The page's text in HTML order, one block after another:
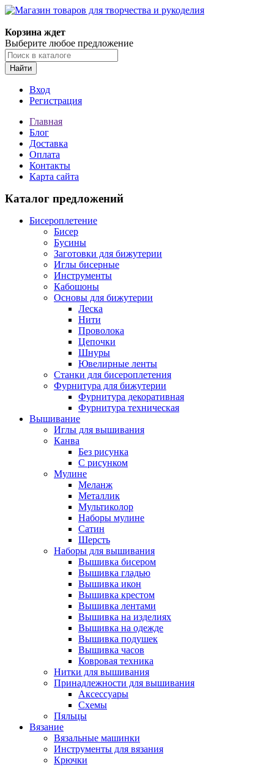
Корзина ждет
Выберите любое предложение
Найти
Вход
Регистрация
Главная
Блог
Доставка
Оплата
Контакты
Карта сайта
Каталог предложений
Бисероплетение
Бисер
Бусины
Заготовки для бижутерии
Иглы бисерные
Инструменты
Кабошоны
Основы для бижутерии
Леска
Нити
Проволока
Цепочки
Шнуры
Ювелирные ленты
Станки для бисероплетения
Фурнитура для бижутерии
Фурнитура декоративная
Фурнитура техническая
Вышивание
Иглы для вышивания
Канва
Без рисунка
С рисунком
Мулине
Меланж
Металлик
Мультиколор
Наборы мулине
Сатин
Шерсть
Наборы для вышивания
Вышивка бисером
Вышивка гладью
Вышивка икон
Вышивка крестом
Вышивка лентами
Вышивка на изделиях
Вышивка на одежде
Вышивка подушек
Вышивка часов
Ковровая техника
Нитки для вышивания
Принадлежности для вышивания
Аксессуары
Схемы
Пяльцы
Вязание
Вязальные машинки
Инструменты для вязания
Крючки